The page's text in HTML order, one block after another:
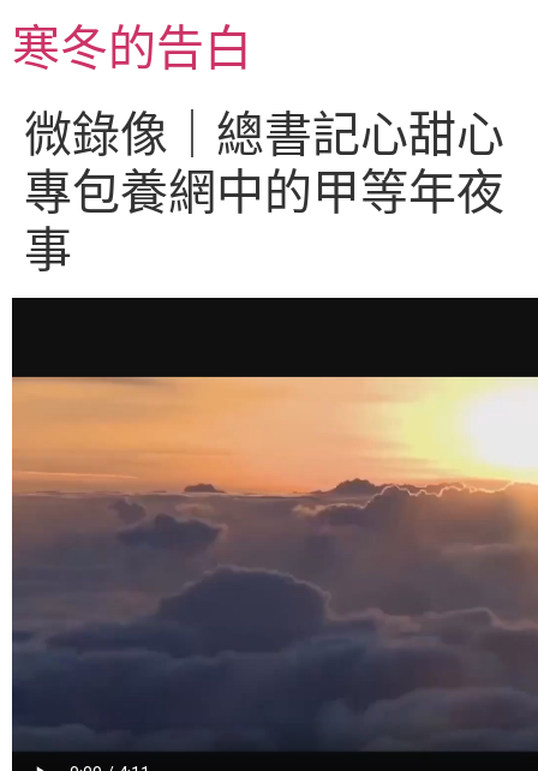
至
主寒冬的告白
微錄像｜總書記心甜心
專包養網中的甲等年夜
事